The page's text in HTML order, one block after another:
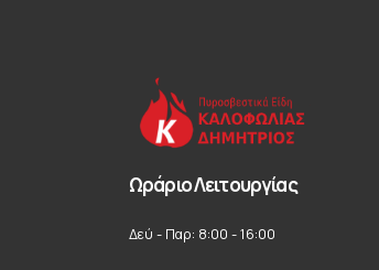
Ωράριο Λειτουργίας
Δεύ - Παρ: 8:00 - 16:00